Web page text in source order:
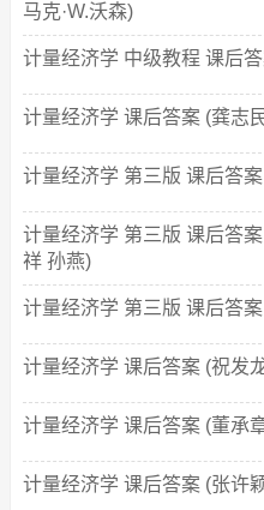
马克·W.沃森)
计量经济学 中级教程 课后
计量经济学 课后答案 (龚志
计量经济学 第三版 课后答
计量经济学 第三版 课后答
祥 孙燕)
计量经济学 第三版 课后答
计量经济学 课后答案 (祝发
计量经济学 课后答案 (董承
计量经济学 课后答案 (张许